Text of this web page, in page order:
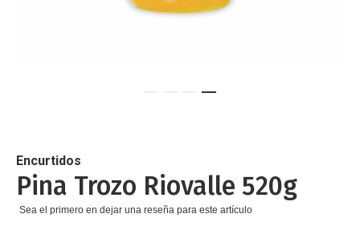
de
la
galería
de
Encurtidos
Pina Trozo Riovalle 520g
Sea el primero en dejar una reseña para este artículo